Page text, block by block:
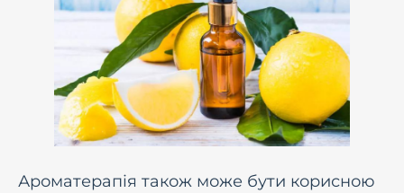
Ароматерапія також може бути корисною